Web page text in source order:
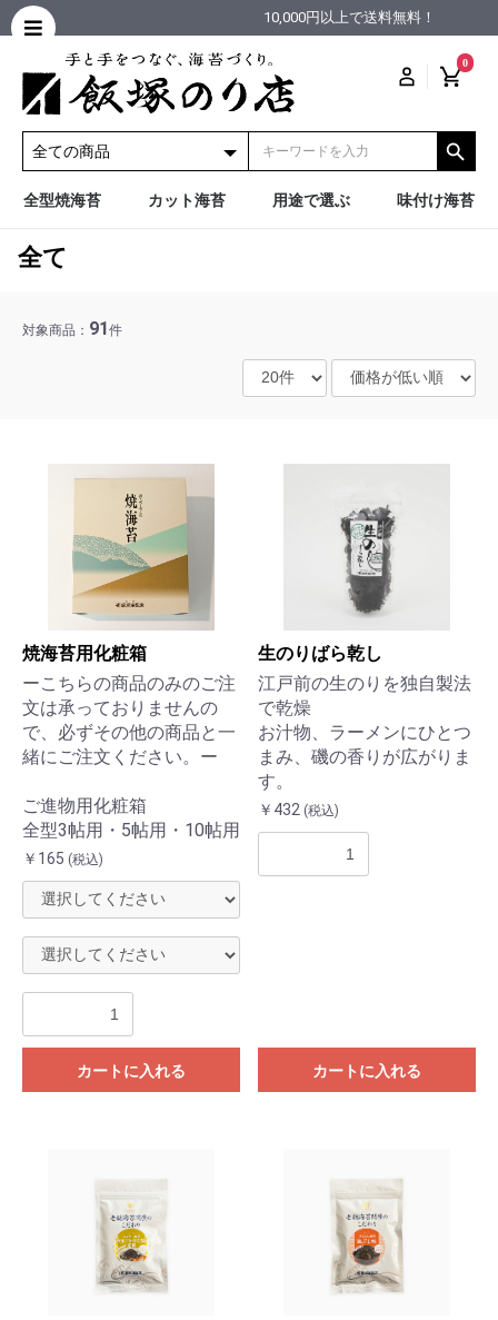
10,000円以上で送料無料！
0
全型焼海苔 カット海苔 用途で選ぶ 味付け海苔
全て
対象商品： 91件
焼海苔用化粧箱
ーこちらの商品のみのご注
文は承っておりませんの
で、必ずその他の商品と一
緒にご注文ください。ー
ご進物用化粧箱
全型3帖用・5帖用・10帖用
￥165 (税込)
カートに入れる
生のりばら乾し
江戸前の生のりを独自製法
で乾燥
お汁物、ラーメンにひとつ
まみ、磯の香りが広がりま
す。
￥432 (税込)
カートに入れる